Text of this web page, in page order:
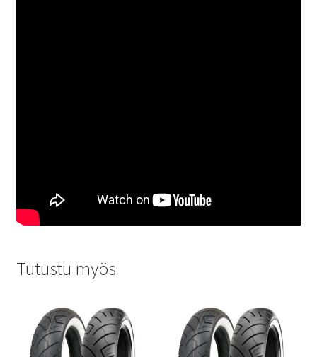
Tutustu myös